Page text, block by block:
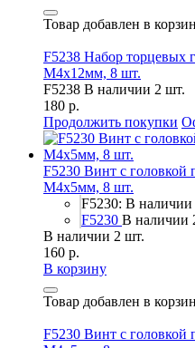
Товар добавлен в
F5238 Набор торцевых
M4x12мм, 8 шт.
F5238 В наличии 2 шт.
180 р.
Продолжить покупки
F5230 Винт с головкой
М4х5мм, 8 шт.
F5230: В наличии
F5230 В наличии
В наличии 2 шт.
160 р.
В корзину
Товар добавлен в
F5230 Винт с головкой